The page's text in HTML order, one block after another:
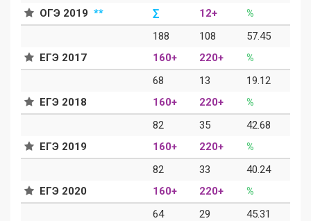
ОГЭ 2019 ** ∑ 12+
%
188
108
57.45
ЕГЭ 2017
160+ 220+
%
68
13
19.12
ЕГЭ 2018
160+ 220+
%
82
35
42.68
ЕГЭ 2019
160+ 220+
%
82
33
40.24
ЕГЭ 2020
160+ 220+
%
64
29
45.31